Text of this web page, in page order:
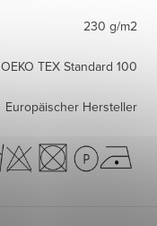
230 g/m2
OEKO TEX Standard 100
Europäischer Hersteller